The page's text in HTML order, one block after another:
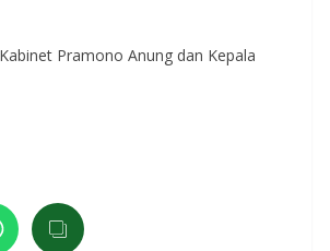
Pramono Anung dan Kepala